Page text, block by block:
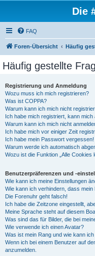
Die
FAQ
Foren-Übersicht Häufig
Häufig gestellte
Registrierung und Anmeldung
Wozu muss ich mich registrieren?
Was ist COPPA?
Warum kann ich mich nicht
Ich habe mich registriert, kann mich
Warum kann ich mich nicht
Ich habe mich vor einiger Zeit
Ich habe mein Passwort vergessen!
Warum werde ich automatisch
Wozu ist die Funktion „Alle Cookies
Benutzerpräferenzen und -
Wie kann ich meine Einstellungen
Wie kann ich verhindern, dass
Die Forenuhr geht falsch!
Ich habe die Zeitzone eingestellt,
Meine Sprache steht auf diesem
Was sind das für Bilder, die bei
Wie verwende ich einen Avatar?
Was ist mein Rang und wie kann
Wenn ich bei einem Benutzer auf
anzumelden.